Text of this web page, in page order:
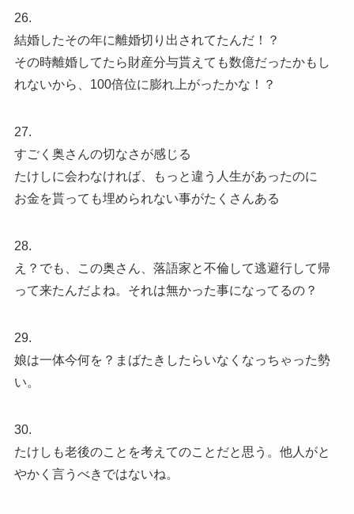
26.
結婚したその年に離婚切り出されてたんだ！？
その時離婚してたら財産分与貰えても数億だったかもし
れないから、100倍位に膨れ上がったかな！？
27.
すごく奥さんの切なさが感じる
たけしに会わなければ、もっと違う人生があったのに
お金を貰っても埋められない事がたくさんある
28.
え？でも、この奥さん、落語家と不倫して逃避行して帰
って来たんだよね。それは無かった事になってるの？
29.
娘は一体今何を？まばたきしたらいなくなっちゃった勢
い。
30.
たけしも老後のことを考えてのことだと思う。他人がと
やかく言うべきではないね。